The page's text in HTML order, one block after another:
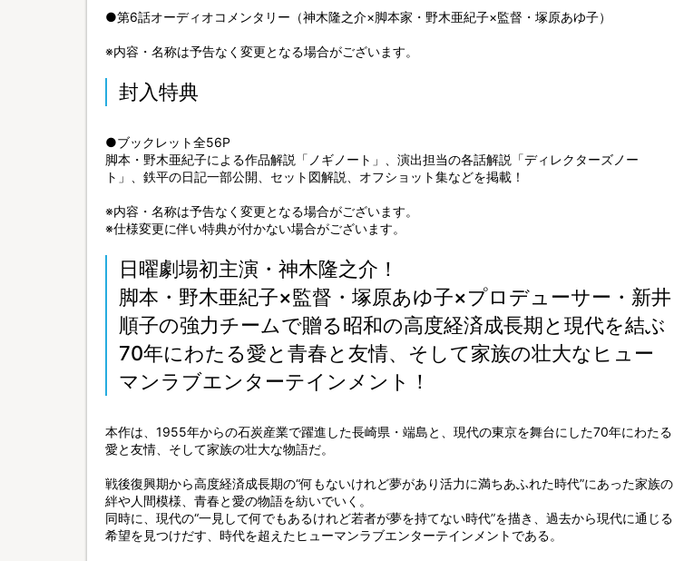
●第6話オーディオコメンタリー（神木隆之介×脚本家・野木亜紀子×監督・塚原あゆ子）
※内容・名称は予告なく変更となる場合がございます。
封入特典
●ブックレット全56P
脚本・野木亜紀子による作品解説「ノギノート」、演出担当の各話解説「ディレクターズノー
ト」、鉄平の日記一部公開、セット図解説、オフショット集などを掲載！
※内容・名称は予告なく変更となる場合がございます。
※仕様変更に伴い特典が付かない場合がございます。
日曜劇場初主演・神木隆之介！
脚本・野木亜紀子×監督・塚原あゆ子×プロデューサー・新井
順子の強力チームで贈る昭和の高度経済成長期と現代を結ぶ
70年にわたる愛と青春と友情、そして家族の壮大なヒュー
マンラブエンターテインメント！
本作は、1955年からの石炭産業で躍進した長崎県・端島と、現代の東京を舞台にした70年にわたる
愛と友情、そして家族の壮大な物語だ。
戦後復興期から高度経済成長期の“何もないけれど夢があり活力に満ちあふれた時代”にあった家族の
絆や人間模様、青春と愛の物語を紡いでいく。
同時に、現代の“一見して何でもあるけれど若者が夢を持てない時代”を描き、過去から現代に通じる
希望を見つけだす、時代を超えたヒューマンラブエンターテインメントである。